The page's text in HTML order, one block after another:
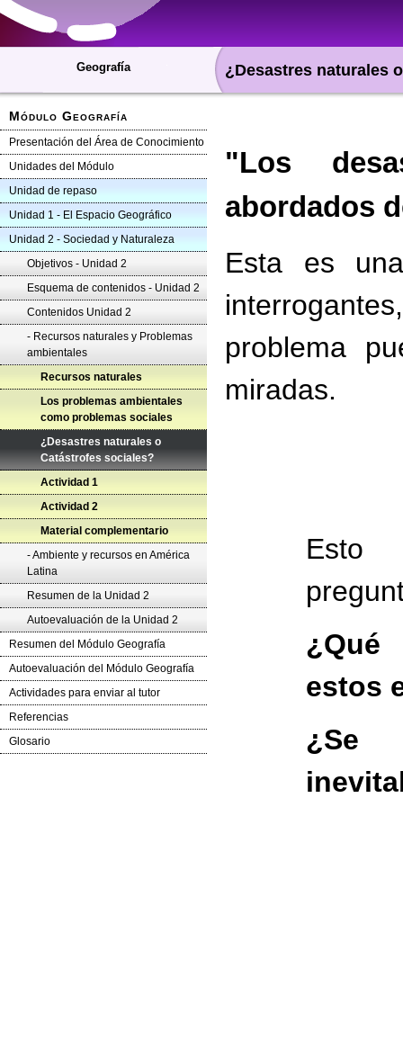
Geografía
Módulo Geografía
Presentación del Área de Conocimiento
Unidades del Módulo
Unidad de repaso
Unidad 1 - El Espacio Geográfico
Unidad 2 - Sociedad y Naturaleza
Objetivos - Unidad 2
Esquema de contenidos - Unidad 2
Contenidos Unidad 2
- Recursos naturales y Problemas
ambientales
Recursos naturales
Los problemas ambientales
como problemas sociales
¿Desastres naturales o
Catástrofes sociales?
Actividad 1
Actividad 2
Material complementario
- Ambiente y recursos en América
Latina
Resumen de la Unidad 2
Autoevaluación de la Unidad 2
Resumen del Módulo Geografía
Autoevaluación del Módulo Geografía
Actividades para enviar al tutor
Referencias
Glosario
¿Desastres naturales
"Los
abordados
Esta es
problema
miradas.
¿Qué
estos
¿Se